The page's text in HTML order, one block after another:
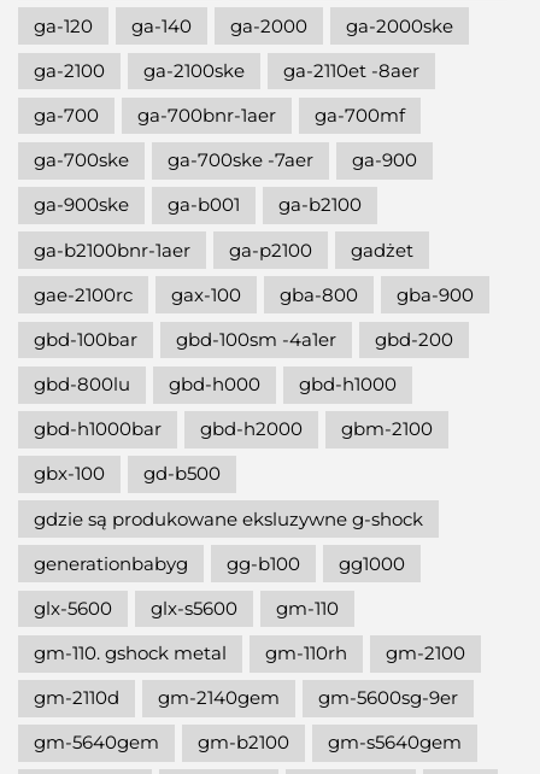
ga-120
ga-140 ga-2000
ga-2000ske
ga-2100
ga-2100ske
ga-2110et -8aer
ga-700
ga-700bnr-1aer
ga-700mf
ga-700ske
ga-700ske -7aer
ga-900
ga-900ske
ga-b001
ga-b2100
ga-b2100bnr-1aer
ga-p2100
gadżet
gae-2100rc
gax-100 gba-800
gba-900
gbd-100bar
gbd-100sm -4a1er
gbd-200
gbd-800lu
gbd-h000
gbd-h1000
gbd-h1000bar
gbd-h2000
gbm-2100
gbx-100
gd-b500
gdzie są produkowane eksluzywne g-shock
generationbabyg
gg-b100
gg1000
glx-5600
glx-s5600
gm-110
gm-110. gshock metal
gm-110rh
gm-2100
gm-2110d
gm-2140gem
gm-5600sg-9er
gm-5640gem
gm-b2100
gm-s5640gem